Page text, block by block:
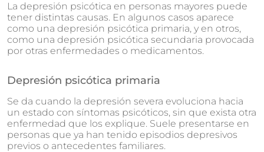
La depresión psicótica en personas mayores puede
tener distintas causas. En algunos casos aparece
como una depresión psicótica primaria, y en otros,
como una depresión psicótica secundaria provocada
por otras enfermedades o medicamentos.
Depresión psicótica primaria
Se da cuando la depresión severa evoluciona hacia
un estado con síntomas psicóticos, sin que exista otra
enfermedad que los explique. Suele presentarse en
personas que ya han tenido episodios depresivos
previos o antecedentes familiares.